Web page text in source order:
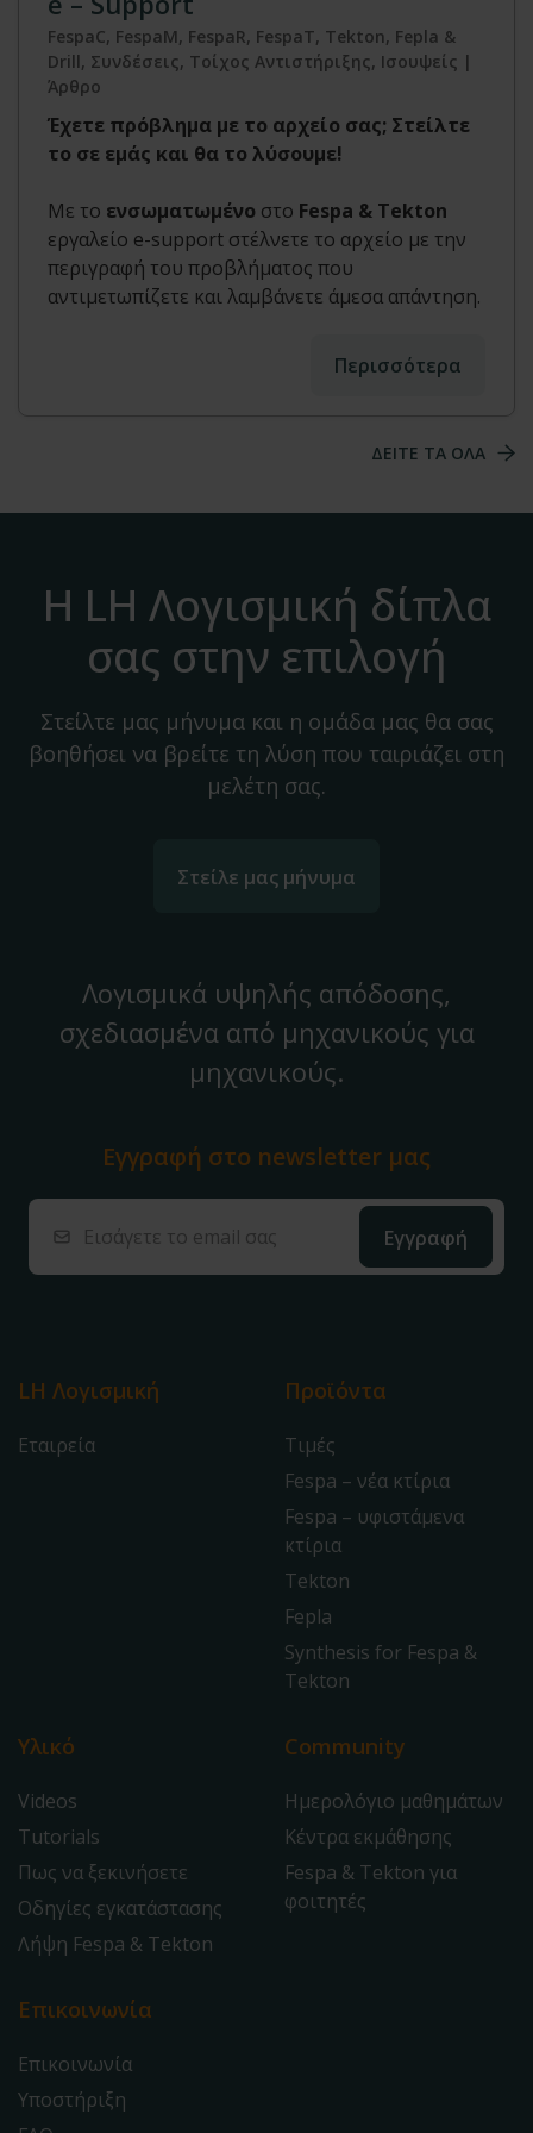
FespaC, FespaM, FespaR, FespaT, Tekton, Fepla &
Drill, Συνδέσεις, Τοίχος Αντιστήριξης, Ισουψείς |
Άρθρο
Έχετε πρόβλημα με το αρχείο σας; Στείλτε
το σε εμάς και θα το λύσουμε!
Με το ενσωματωμένο στο Fespa & Tekton
εργαλείο e-support στέλνετε το αρχείο με την
περιγραφή του προβλήματος που
αντιμετωπίζετε και λαμβάνετε άμεσα απάντηση.
Περισσότερα
ΔΕΙΤΕ ΤΑ ΟΛΑ
Η LH Λογισμική δίπλα
σας στην επιλογή
Στείλτε μας μήνυμα και η ομάδα μας θα σας
βοηθήσει να βρείτε τη λύση που ταιριάζει στη
μελέτη σας.
Στείλε μας μήνυμα
Λογισμικά υψηλής απόδοσης,
σχεδιασμένα από μηχανικούς για
μηχανικούς.
LH Λογισμική
Εταιρεία
Προϊόντα
Τιμές
Fespa – νέα κτίρια
Fespa – υφιστάμενα
κτίρια
Tekton
Fepla
Synthesis for Fespa &
Tekton
Υλικό
Videos
Tutorials
Πως να ξεκινήσετε
Οδηγίες εγκατάστασης
Λήψη Fespa & Tekton
Community
Ημερολόγιο μαθημάτων
Κέντρα εκμάθησης
Fespa & Tekton για
φοιτητές
Επικοινωνία
Επικοινωνία
Υποστήριξη
Εγγραφή στο newsletter μας